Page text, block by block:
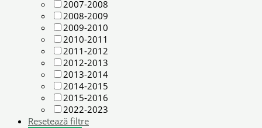
2007-2008
2008-2009
2009-2010
2010-2011
2011-2012
2012-2013
2013-2014
2014-2015
2015-2016
2022-2023
Resetează filtre